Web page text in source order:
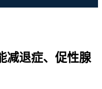
减退症、促性腺